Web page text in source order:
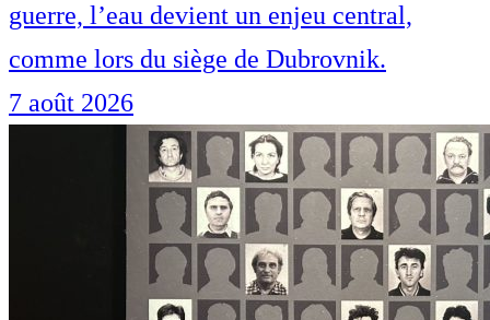
guerre, l’eau devient un enjeu central,
comme lors du siège de Dubrovnik.
7 août 2026